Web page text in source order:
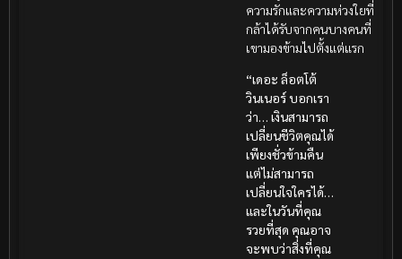
ความรักและความห่วงใยที่
กล้าได้รับจากคนบางคนที่
เขามองข้ามไปตั้งแต่แรก
“เดอะ ล็อตโต้
วินเนอร์ บอกเรา
ว่า… เงินสามารถ
เปลี่ยนชีวิตคุณได้
เพียงชั่วข้ามคืน
แต่ไม่สามารถ
เปลี่ยนใจใครได้…
และในวันที่คุณ
รวยที่สุด คุณอาจ
จะพบว่าสิ่งที่คุณ